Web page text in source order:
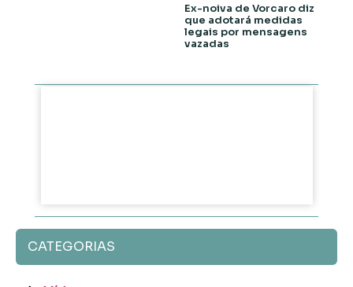
Ex-noiva de Vorcaro diz
que adotará medidas
legais por mensagens
vazadas
CATEGORIAS